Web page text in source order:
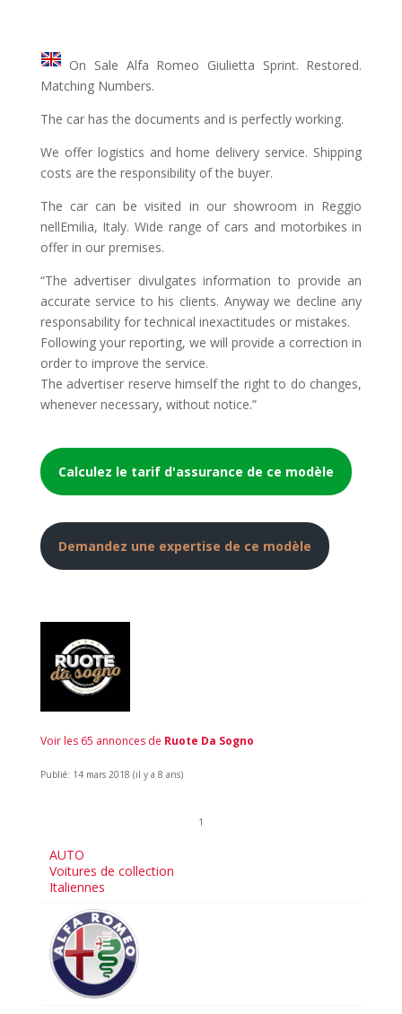
On Sale Alfa Romeo Giulietta Sprint. Restored.
Matching Numbers.
The car has the documents and is perfectly working.
We offer logistics and home delivery service. Shipping
costs are the responsibility of the buyer.
The car can be visited in our showroom in Reggio
nellEmilia, Italy. Wide range of cars and motorbikes in
offer in our premises.
“The advertiser divulgates information to provide an
accurate service to his clients. Anyway we decline any
responsability for technical inexactitudes or mistakes.
Following your reporting, we will provide a correction in
order to improve the service.
The advertiser reserve himself the right to do changes,
whenever necessary, without notice.”
Calculez le tarif d'assurance de ce modèle
Demandez une expertise de ce modèle
Voir les 65 annonces de Ruote Da Sogno
Publié: 14 mars 2018 (il y a 8 ans)
1
AUTO
Voitures de collection
Italiennes